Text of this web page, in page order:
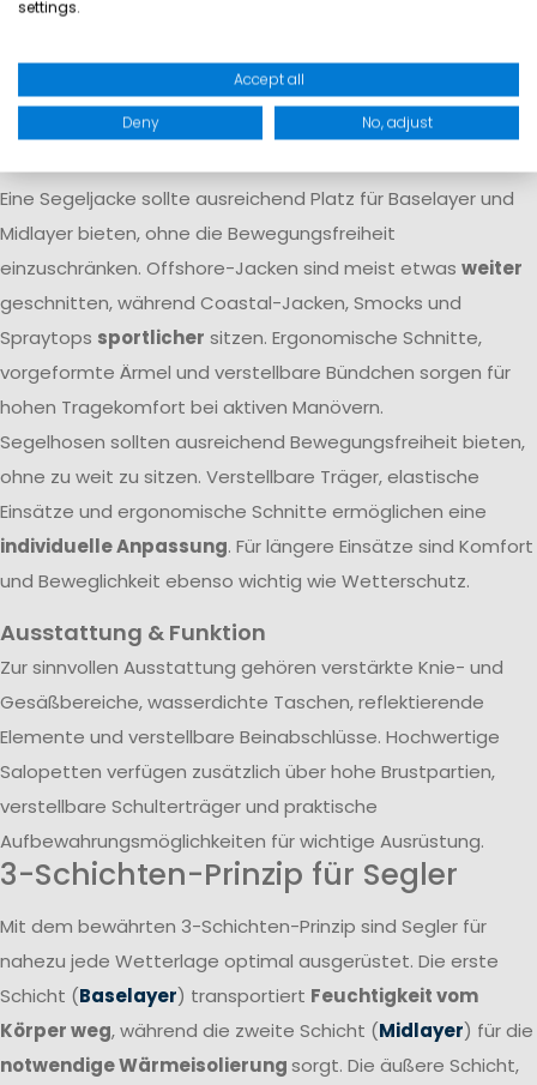
Atmungsaktivität dafür, dass Feuchtigkeit von innen nach
außen transportiert wird. Nur das Zusammenspiel beider
Eigenschaftengarantiert langfristigen Komfortauf dem
Eine Segeljacke sollte ausreichend Platz für Baselayer und
Midlayer bieten, ohne die Bewegungsfreiheit
einzuschränken. Offshore-Jacken sind meist etwas weiter
geschnitten, während Coastal-Jacken, Smocks und
Spraytops sportlicher sitzen. Ergonomische Schnitte,
vorgeformte Ärmel und verstellbare Bündchen sorgen für
hohen Tragekomfort bei aktiven Manövern.
Segelhosen sollten ausreichend Bewegungsfreiheit bieten,
ohne zu weit zu sitzen. Verstellbare Träger, elastische
Einsätze und ergonomische Schnitte ermöglichen eine
individuelle Anpassung. Für längere Einsätze sind Komfort
und Beweglichkeit ebenso wichtig wie Wetterschutz.
Ausstattung & Funktion
Zur sinnvollen Ausstattung gehören verstärkte Knie- und
Gesäßbereiche, wasserdichte Taschen, reflektierende
Elemente und verstellbare Beinabschlüsse. Hochwertige
Salopetten verfügen zusätzlich über hohe Brustpartien,
verstellbare Schulterträger und praktische
Aufbewahrungsmöglichkeiten für wichtige Ausrüstung.
3-Schichten-Prinzip für Segler
Mit dem bewährten 3-Schichten-Prinzip sind Segler für
nahezu jede Wetterlage optimal ausgerüstet. Die erste
Schicht (Baselayer) transportiert Feuchtigkeit vom
Körper weg, während die zweite Schicht (Midlayer) für die
notwendige Wärmeisolierungsorgt. Die äußere Schicht,
settings.
Accept all
Deny No, adjust